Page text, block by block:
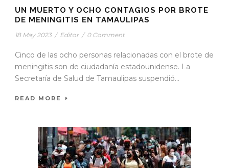
UN MUERTO Y OCHO CONTAGIOS POR BROTE
DE MENINGITIS EN TAMAULIPAS
18 May 2023 / Editor / 0 Comment
Cinco de las ocho personas relacionadas con el brote de
meningitis son de ciudadanía estadounidense. La
Secretaría de Salud de Tamaulipas suspendió...
READ MORE